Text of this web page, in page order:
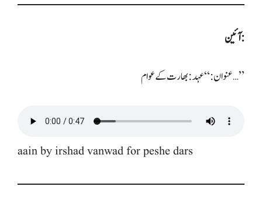
آئین:
عنوان: “عہد: بھارت کے عوام…”
aain by irshad vanwad for peshe dars